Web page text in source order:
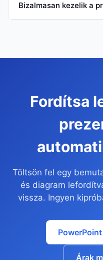
Bizalmasan kezelik a
Fordítsa
Töltsön fel egy
és diagram
vissza. Ingyen
Árak